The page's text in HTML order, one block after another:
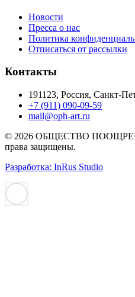
Новости
Пресса о нас
Политика
Отписаться от рассылки
Контакты
191123, Россия, Санкт-
+7 (911) 090-09-59
mail@oph-art.ru
© 2026 ОБЩЕСТВО
права защищены.
Разработка: InRus Studio